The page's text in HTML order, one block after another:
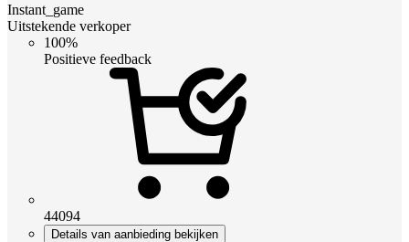
Instant_game
Uitstekende verkoper
100%
Positieve feedback
44094
Details van aanbieding bekijken